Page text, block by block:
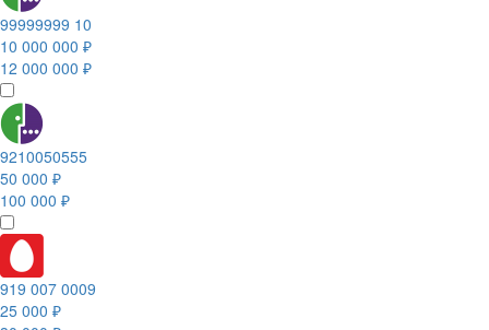
99999999 10
10 000 000 ₽
12 000 000 ₽
9210050555
50 000 ₽
100 000 ₽
919 007 0009
25 000 ₽